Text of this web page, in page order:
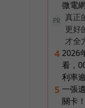
微電
PR
真正
更好
才全
4 2026
看，
利率
5 一張
關卡